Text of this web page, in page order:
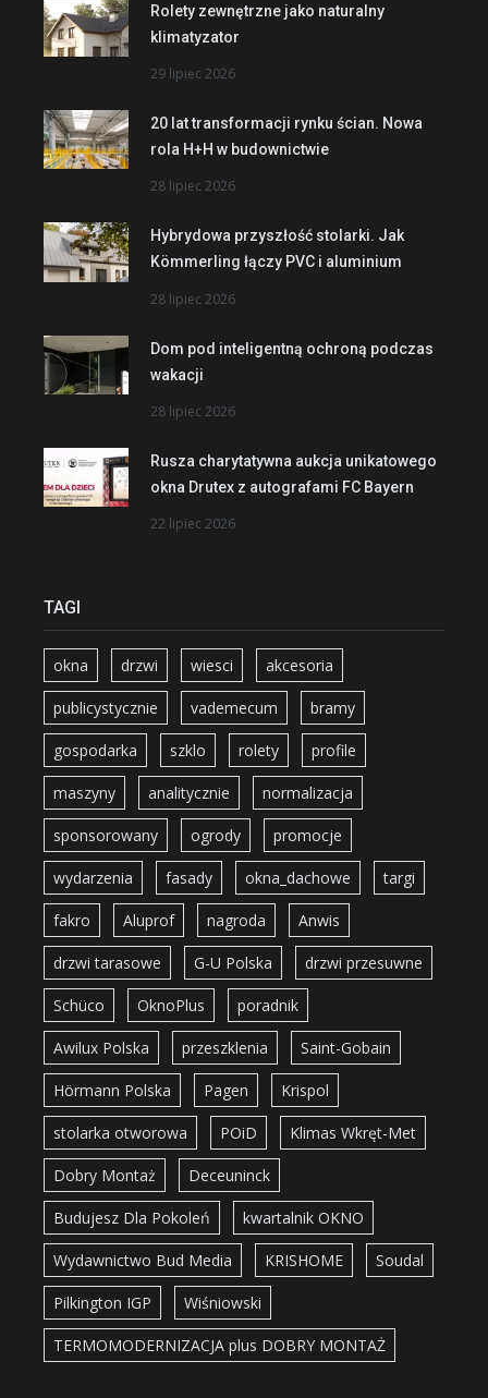
Rolety zewnętrzne jako naturalny
klimatyzator
29 lipiec 2026
20 lat transformacji rynku ścian. Nowa
rola H+H w budownictwie
28 lipiec 2026
Hybrydowa przyszłość stolarki. Jak
Kömmerling łączy PVC i aluminium
28 lipiec 2026
Dom pod inteligentną ochroną podczas
wakacji
28 lipiec 2026
Rusza charytatywna aukcja unikatowego
okna Drutex z autografami FC Bayern
22 lipiec 2026
TAGI
okna drzwi wiesci akcesoria
publicystycznie vademecum bramy
gospodarka szklo rolety profile
maszyny analitycznie normalizacja
sponsorowany ogrody promocje
wydarzenia fasady okna_dachowe targi
fakro Aluprof nagroda Anwis
drzwi tarasowe G-U Polska drzwi przesuwne
Schüco OknoPlus poradnik
Awilux Polska przeszklenia Saint-Gobain
Hörmann Polska Pagen Krispol
stolarka otworowa POiD Klimas Wkręt-Met
Dobry Montaż Deceuninck
Budujesz Dla Pokoleń kwartalnik OKNO
Wydawnictwo Bud Media KRISHOME Soudal
Pilkington IGP Wiśniowski
TERMOMODERNIZACJA plus DOBRY MONTAŻ